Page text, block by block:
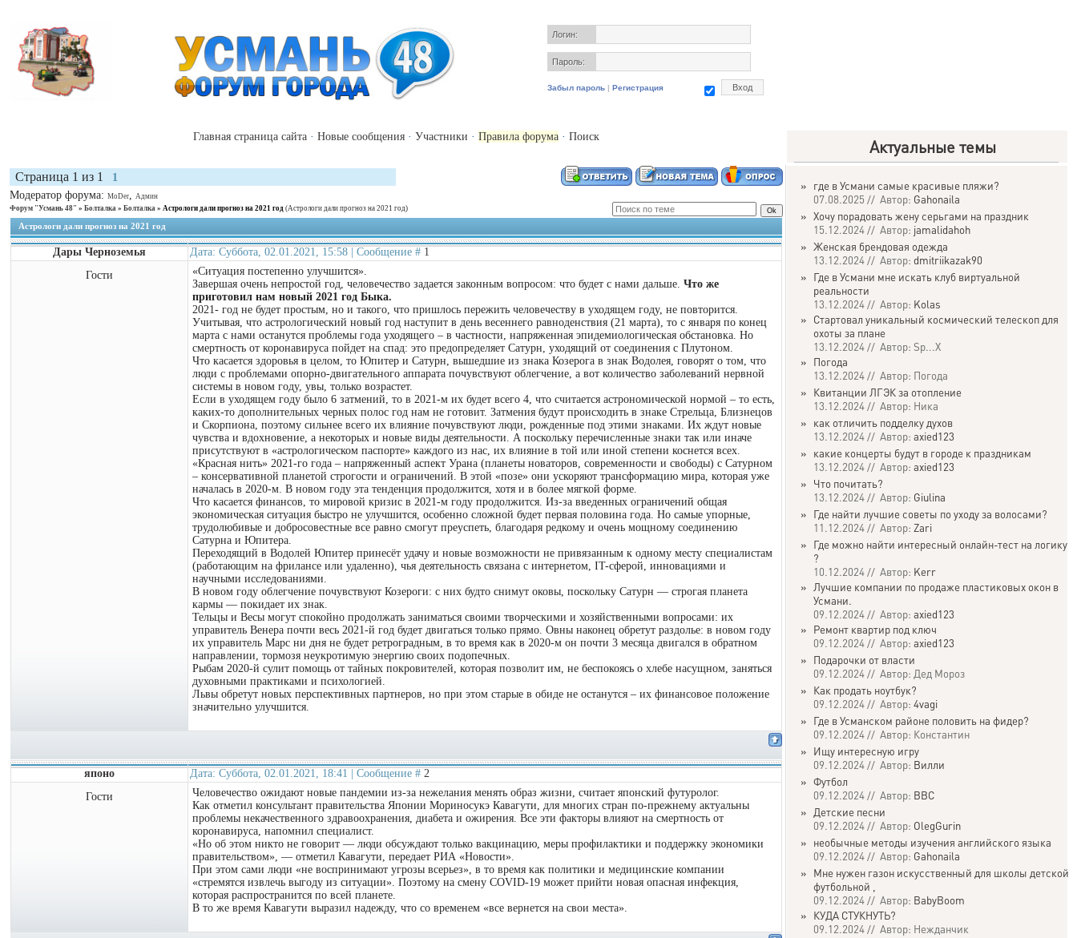
Логин:
Пароль:
Забыл пароль | Регистрация
Главная страница сайта · Новые сообщения · Участники · Правила форума · Поиск Актуальные темы
Страница 1 из 1
1
Модератор форума: MoDer, Админ
Форум "Усмань 48" » Болталка » Болталка » Астрологи дали прогноз на 2021 год (Астрологи дали прогноз на 2021 год)
Астрологи дали прогноз на 2021 год
Дары Черноземья Дата: Суббота, 02.01.2021, 15:58 | Сообщение # 1
Гости
«Ситуация постепенно улучшится».
Завершая очень непростой год, человечество задается законным вопросом: что будет с нами дальше. Что же
приготовил нам новый 2021 год Быка.
2021- год не будет простым, но и такого, что пришлось пережить человечеству в уходящем году, не повторится.
Учитывая, что астрологический новый год наступит в день весеннего равноденствия (21 марта), то с января по конец
марта с нами останутся проблемы года уходящего – в частности, напряженная эпидемиологическая обстановка. Но
смертность от коронавируса пойдет на спад: это предопределяет Сатурн, уходящий от соединения с Плутоном.
Что касается здоровья в целом, то Юпитер и Сатурн, вышедшие из знака Козерога в знак Водолея, говорят о том, что
люди с проблемами опорно-двигательного аппарата почувствуют облегчение, а вот количество заболеваний нервной
системы в новом году, увы, только возрастет.
Если в уходящем году было 6 затмений, то в 2021-м их будет всего 4, что считается астрономической нормой – то есть,
каких-то дополнительных черных полос год нам не готовит. Затмения будут происходить в знаке Стрельца, Близнецов
и Скорпиона, поэтому сильнее всего их влияние почувствуют люди, рожденные под этими знаками. Их ждут новые
чувства и вдохновение, а некоторых и новые виды деятельности. А поскольку перечисленные знаки так или иначе
присутствуют в «астрологическом паспорте» каждого из нас, их влияние в той или иной степени коснется всех.
«Красная нить» 2021-го года – напряженный аспект Урана (планеты новаторов, современности и свободы) с Сатурном
– консервативной планетой строгости и ограничений. В этой «позе» они ускоряют трансформацию мира, которая уже
началась в 2020-м. В новом году эта тенденция продолжится, хотя и в более мягкой форме.
Что касается финансов, то мировой кризис в 2021-м году продолжится. Из-за введенных ограничений общая
экономическая ситуация быстро не улучшится, особенно сложной будет первая половина года. Но самые упорные,
трудолюбивые и добросовестные все равно смогут преуспеть, благодаря редкому и очень мощному соединению
Сатурна и Юпитера.
Переходящий в Водолей Юпитер принесёт удачу и новые возможности не привязанным к одному месту специалистам
(работающим на фрилансе или удаленно), чья деятельность связана с интернетом, IT-сферой, инновациями и
научными исследованиями.
В новом году облегчение почувствуют Козероги: с них будто снимут оковы, поскольку Сатурн — строгая планета
кармы — покидает их знак.
Тельцы и Весы могут спокойно продолжать заниматься своими творческими и хозяйственными вопросами: их
управитель Венера почти весь 2021-й год будет двигаться только прямо. Овны наконец обретут раздолье: в новом году
их управитель Марс ни дня не будет ретроградным, в то время как в 2020-м он почти 3 месяца двигался в обратном
направлении, тормозя неукротимую энергию своих подопечных.
Рыбам 2020-й сулит помощь от тайных покровителей, которая позволит им, не беспокоясь о хлебе насущном, заняться
духовными практиками и психологией.
Львы обретут новых перспективных партнеров, но при этом старые в обиде не останутся – их финансовое положение
значительно улучшится.
японо Дата: Суббота, 02.01.2021, 18:41 | Сообщение # 2
Гости
Человечество ожидают новые пандемии из-за нежелания менять образ жизни, считает японский футуролог.
Как отметил консультант правительства Японии Мориносукэ Кавагути, для многих стран по-прежнему актуальны
проблемы некачественного здравоохранения, диабета и ожирения. Все эти факторы влияют на смертность от
коронавируса, напомнил специалист.
«Но об этом никто не говорит — люди обсуждают только вакцинацию, меры профилактики и поддержку экономики
правительством», — отметил Кавагути, передает РИА «Новости».
При этом сами люди «не воспринимают угрозы всерьез», в то время как политики и медицинские компании
«стремятся извлечь выгоду из ситуации». Поэтому на смену COVID-19 может прийти новая опасная инфекция,
которая распространится по всей планете.
В то же время Кавагути выразил надежду, что со временем «все вернется на свои места».
» где в Усмани самые красивые пляжи?
07.08.2025 // Автор: Gahonaila
» Хочу порадовать жену серьгами на праздник
15.12.2024 // Автор: jamalidahoh
» Женская брендовая одежда
13.12.2024 // Автор: dmitriikazak90
» Где в Усмани мне искать клуб виртуальной
реальности
13.12.2024 // Автор: Kolas
» Стартовал уникальный космический телескоп для
охоты за плане
13.12.2024 // Автор: Sp...X
» Погода
13.12.2024 // Автор: Погода
» Квитанции ЛГЭК за отопление
13.12.2024 // Автор: Ника
» как отличить подделку духов
13.12.2024 // Автор: axied123
» какие концерты будут в городе к праздникам
13.12.2024 // Автор: axied123
» Что почитать?
13.12.2024 // Автор: Giulina
» Где найти лучшие советы по уходу за волосами?
11.12.2024 // Автор: Zari
» Где можно найти интересный онлайн-тест на логику
?
10.12.2024 // Автор: Kerr
» Лучшие компании по продаже пластиковых окон в
Усмани.
09.12.2024 // Автор: axied123
» Ремонт квартир под ключ
09.12.2024 // Автор: axied123
» Подарочки от власти
09.12.2024 // Автор: Дед Мороз
» Как продать ноутбук?
09.12.2024 // Автор: 4vagi
» Где в Усманском районе половить на фидер?
09.12.2024 // Автор: Константин
» Ищу интересную игру
09.12.2024 // Автор: Вилли
» Футбол
09.12.2024 // Автор: ВВС
» Детские песни
09.12.2024 // Автор: OlegGurin
» необычные методы изучения английского языка
09.12.2024 // Автор: Gahonaila
» Мне нужен газон искусственный для школы детской
футбольной ,
09.12.2024 // Автор: BabyBoom
» КУДА СТУКНУТЬ?
09.12.2024 // Автор: Нежданчик